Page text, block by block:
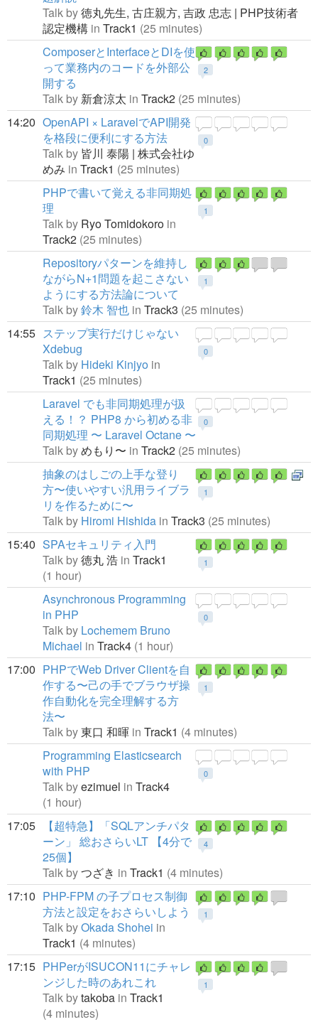
Talk by徳丸先生, 古庄親方, 吉政 忠志 | PHP技術者
認定機構 in Track1 (25 minutes)
2
ComposerとInterfaceとDIを使
って業務内のコードを外部公
開する
Talk by 新倉涼太 in Track2 (25 minutes)
14:20
0
OpenAPI × LaravelでAPI開発
を格段に便利にする方法
Talk by 皆川 泰陽 | 株式会社ゆ
めみ in Track1 (25 minutes)
1
PHPで書いて覚える非同期処
理
Talk by Ryo Tomidokoro in
Track2 (25 minutes)
1
Repositoryパターンを維持し
ながらN+1問題を起こさない
ようにする方法論について
Talk by鈴木 智也 in Track3 (25 minutes)
14:55
0
ステップ実行だけじゃない
Xdebug
Talk by Hideki Kinjyo in
Track1 (25 minutes)
0
Laravel でも非同期処理が扱
える！？ PHP8 から初める非
同期処理 〜 Laravel Octane 〜
Talk byめもり〜 in Track2 (25 minutes)
1
抽象のはしごの上手な登り
方〜使いやすい汎用ライブラ
リを作るために〜
Talk by Hiromi Hishida in Track3 (25 minutes)
15:40
1
SPAセキュリティ入門
Talk by徳丸 浩 in Track1
(1 hour)
0
Asynchronous Programming
in PHP
Talk by Lochemem Bruno
Michael in Track4 (1 hour)
17:00
1
PHPでWeb Driver Clientを自
作する〜己の手でブラウザ操
作自動化を完全理解する方
法〜
Talk by東口 和暉 in Track1 (4 minutes)
0
Programming Elasticsearch
with PHP
Talk byezimuel in Track4
(1 hour)
17:05
4
【超特急】「SQLアンチパタ
ーン」 総おさらいLT 【4分で
25個】
Talk byつざき in Track1 (4 minutes)
17:10
1
PHP-FPM の子プロセス制御
方法と設定をおさらいしよう
Talk byOkada Shohei in
Track1 (4 minutes)
17:15
1
PHPerがISUCON11にチャレ
ンジした時のあれこれ
Talk bytakoba in Track1
(4 minutes)